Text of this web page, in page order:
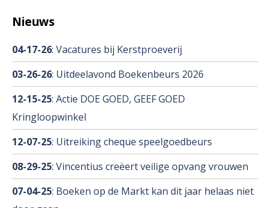
Nieuws
04-17-26: Vacatures bij Kerstproeverij
03-26-26: Uitdeelavond Boekenbeurs 2026
12-15-25: Actie DOE GOED, GEEF GOED
Kringloopwinkel
12-07-25: Uitreiking cheque speelgoedbeurs
08-29-25: Vincentius creëert veilige opvang vrouwen
07-04-25: Boeken op de Markt kan dit jaar helaas niet